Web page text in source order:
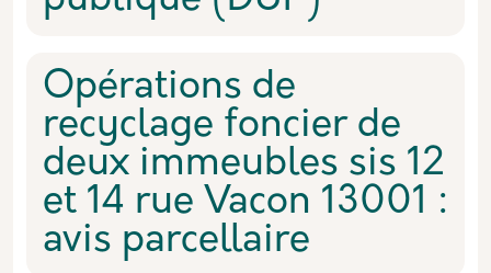
Opérations de
recyclage foncier de
deux immeubles sis 12
et 14 rue Vacon 13001 :
avis parcellaire